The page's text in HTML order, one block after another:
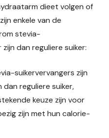
dieet volgen of
enkele van de
stevia-
dan reguliere suiker:
suikervervangers zijn
dan reguliere suiker,
keuze zijn voor
zijn met hun calorie-